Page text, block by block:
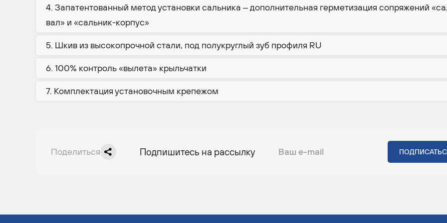
Запатентованный метод установки сальника – дополнительная герметизация сопряжений
вал» и «сальник-корпус»
Шкив из высокопрочной стали, под полукруглый зуб профиля RU
100% контроль «вылета» крыльчатки
Комплектация установочным крепежом
Поделиться Подпишитесь на рассылку